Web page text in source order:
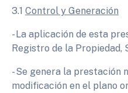
3.1 Control y Generación
- La aplicación de esta
Registro de la Propiedad,
- Se genera la prestación
modificación en el plano